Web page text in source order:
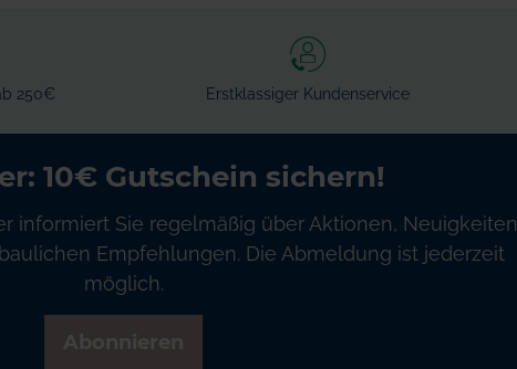
250€ Erstklassiger Kundenservice
10€ Gutschein sichern!
informiert Sie regelmäßig über Aktionen, Neuigkeiten
Empfehlungen. Die Abmeldung ist jederzeit
möglich.